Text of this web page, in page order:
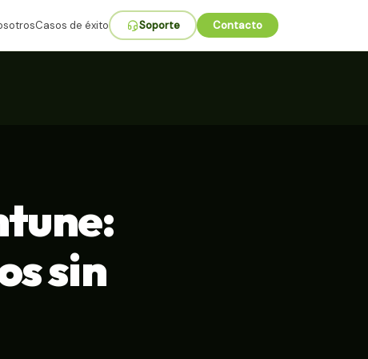
Casos de éxito Soporte Contacto
sin